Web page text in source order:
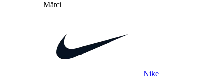
Mărci
Nike